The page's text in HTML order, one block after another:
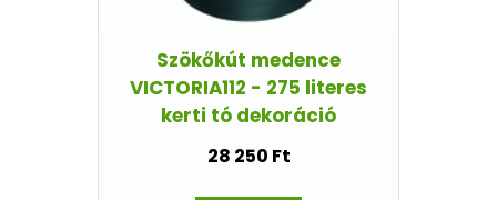
Szökőkút medence
VICTORIA112 - 275 literes
kerti tó dekoráció
28 250 Ft